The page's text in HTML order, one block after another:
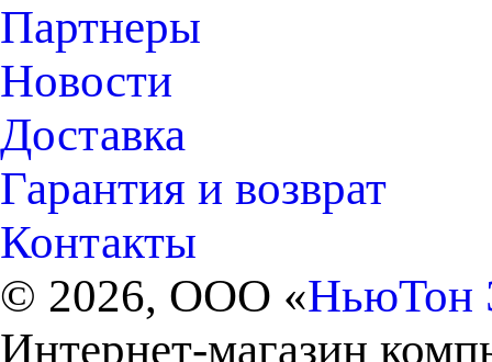
Партнеры
Новости
Доставка
Гарантия и возврат
Контакты
© 2026, ООО «НьюТон
Интернет-магазин